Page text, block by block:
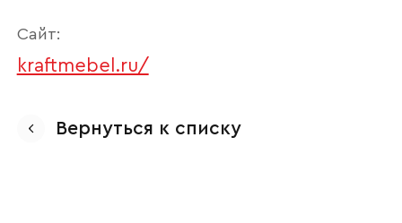
Сайт:
kraftmebel.ru/
Вернуться к списку
Ваше имя